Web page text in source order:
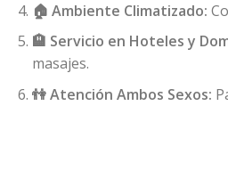
🏠 Ambiente Climatizado:
🏨 Servicio en Hoteles y
masajes.
👫 Atención Ambos Sexos: